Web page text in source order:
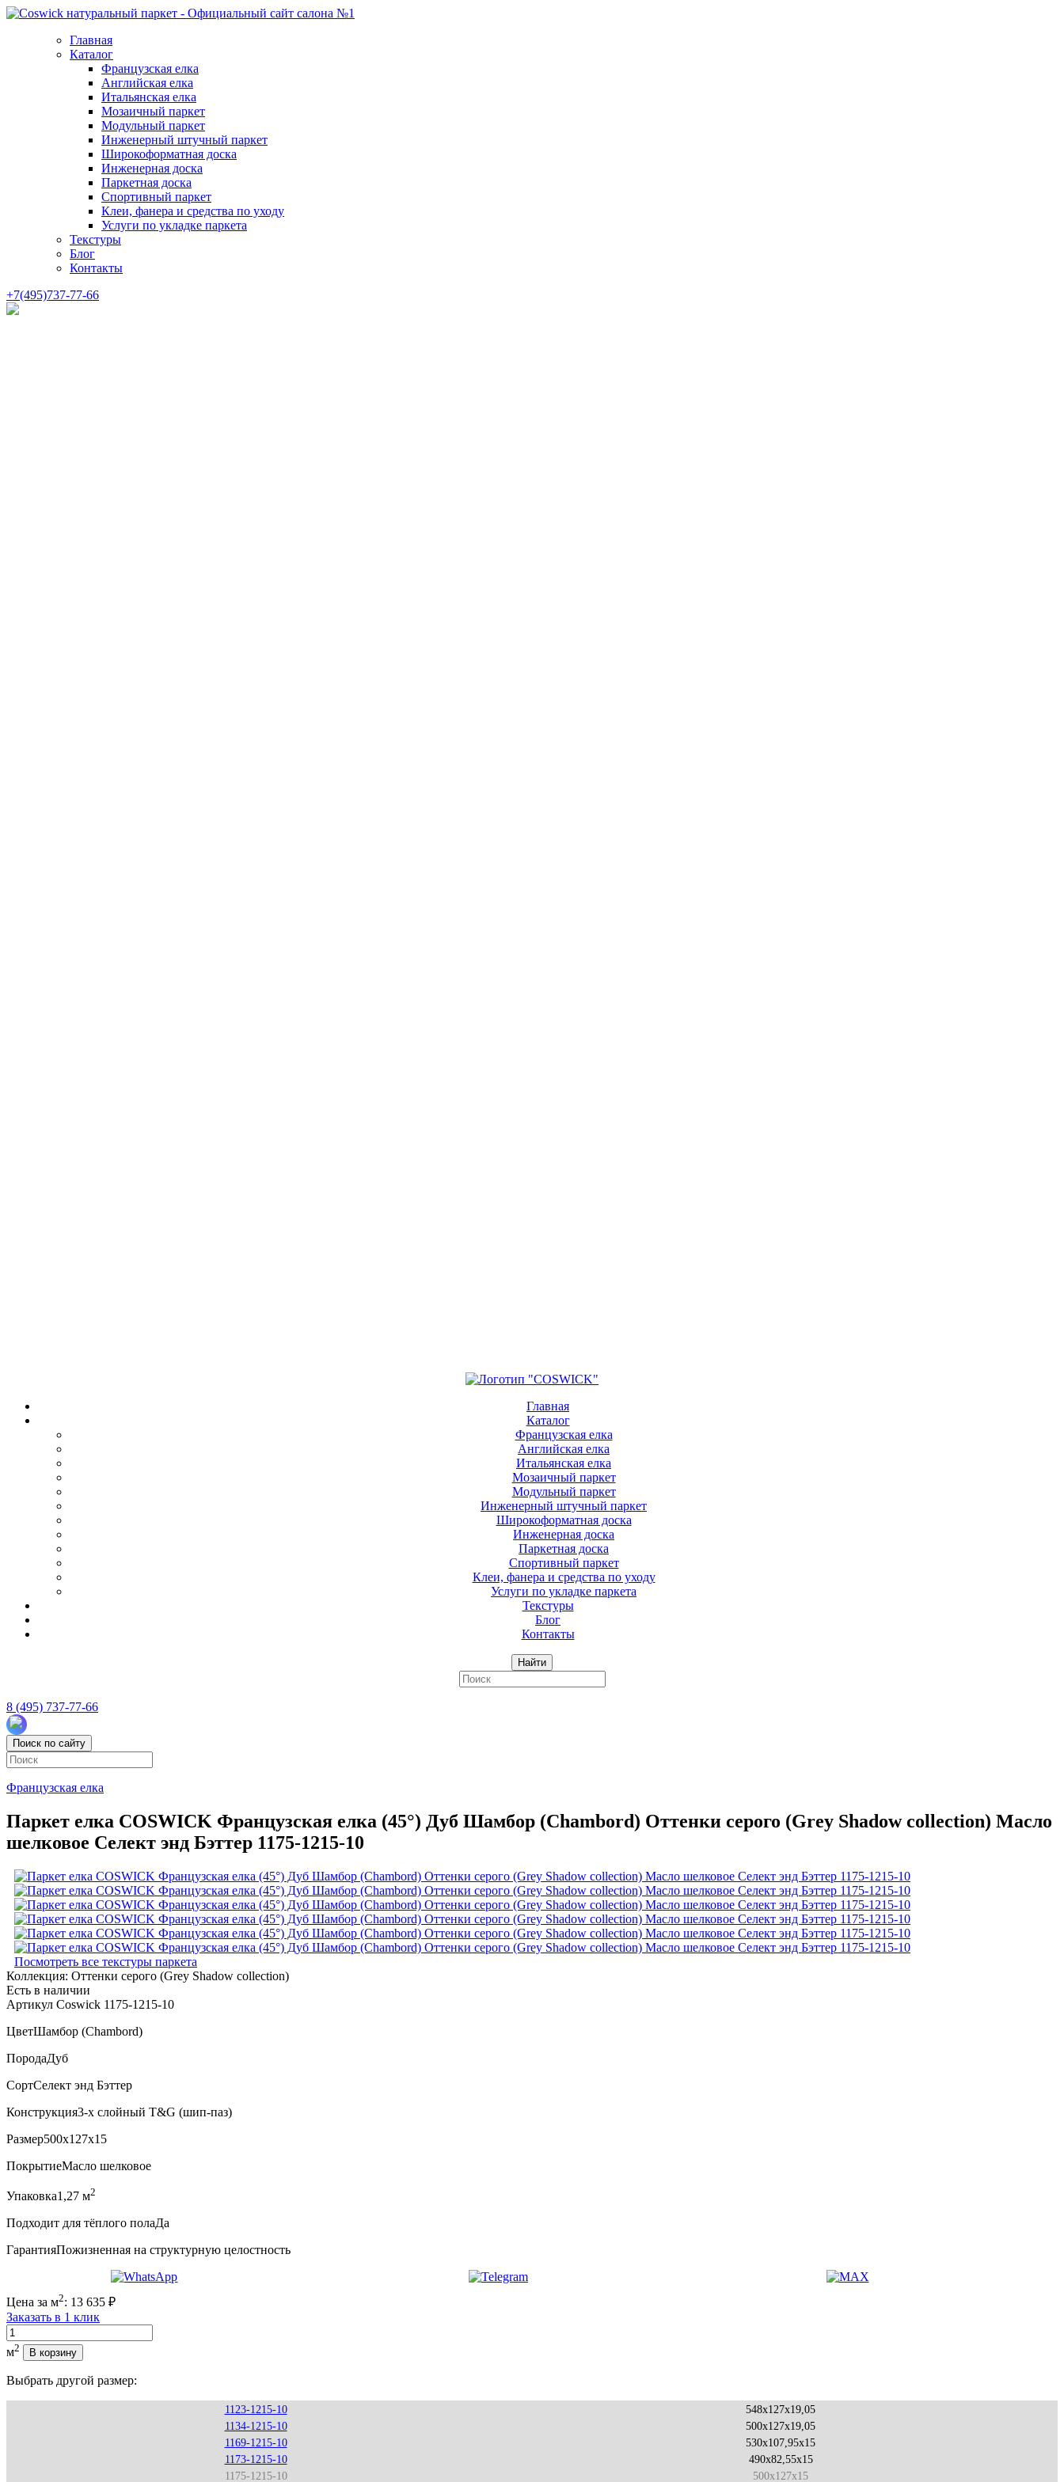
Главная
Каталог
Французская елка
Английская елка
Итальянская елка
Мозаичный паркет
Модульный паркет
Инженерный штучный паркет
Широкоформатная доска
Инженерная доска
Паркетная доска
Спортивный паркет
Клеи, фанера и средства по уходу
Услуги по укладке паркета
Текстуры
Блог
Контакты
+7(495)737-77-66
Главная
Каталог
Французская елка
Английская елка
Итальянская елка
Мозаичный паркет
Модульный паркет
Инженерный штучный паркет
Широкоформатная доска
Инженерная доска
Паркетная доска
Спортивный паркет
Клеи, фанера и средства по уходу
Услуги по укладке паркета
Текстуры
Блог
Контакты
Найти
8 (495) 737-77-66
Поиск по сайту
Французская елка
Паркет елка COSWICK Французская елка (45°) Дуб Шамбор (Chambord) Оттенки серого (Grеy Shadow collection) Масло
шелковое Селект энд Бэттер 1175-1215-10
Посмотреть все текстуры паркета
Коллекция: Оттенки серого (Grеy Shadow collection)
Есть в наличии
Артикул Coswick 1175-1215-10
ЦветШамбор (Chambord)
ПородаДуб
СортСелект энд Бэттер
Конструкция3-х слойный T&G (шип-паз)
Размер500x127x15
ПокрытиеМасло шелковое
Упаковка1,27 м2
Подходит для тёплого полаДа
ГарантияПожизненная на структурную целостность
Цена за м2: 13 635 ₽
Заказать в 1 клик
Количество
м2 В корзину
Выбрать другой размер:
1123-1215-10
548x127x19,05
1134-1215-10
500x127x19,05
1169-1215-10
530x107,95x15
1173-1215-10
490x82,55x15
1175-1215-10
500x127x15